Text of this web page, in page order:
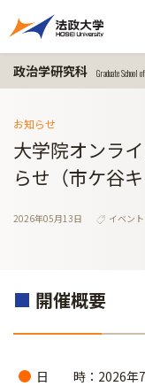
政治学研究科 Graduate
お知らせ
大学院オンラ
らせ（市ケ谷
2026年05月13日 イベン
■ 開催概要
日 時：2026年7